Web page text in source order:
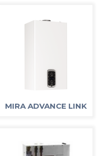
MIRA ADVANCE LINK